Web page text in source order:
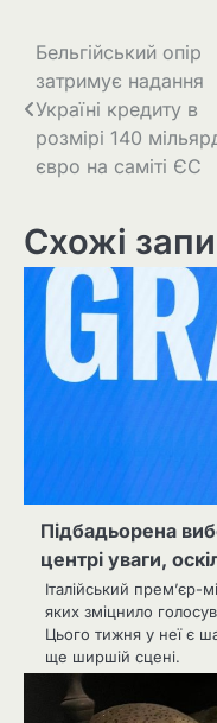
Навігація
записів
Бельгійський опір
затримує надання
Україні кредиту в
розмірі 140
євро на саміті ЄС
Схожі
Підбадьорена
центрі уваги,
Італійський прем’єр-
яких зміцнило
Цього тижня у неї є
ще ширшій сцені.